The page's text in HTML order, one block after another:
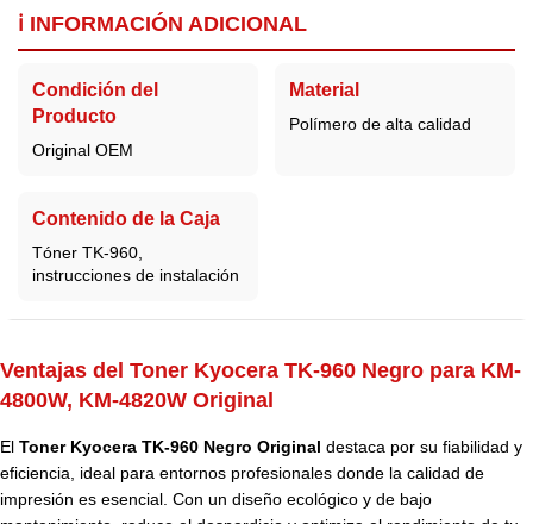
ℹ️ INFORMACIÓN ADICIONAL
Condición del
Producto
Original OEM
Material
Polímero de alta calidad
Contenido de la Caja
Tóner TK-960,
instrucciones de instalación
Ventajas del Toner Kyocera TK-960 Negro para KM-
4800W, KM-4820W Original
El Toner Kyocera TK-960 Negro Original destaca por su fiabilidad y
eficiencia, ideal para entornos profesionales donde la calidad de
impresión es esencial. Con un diseño ecológico y de bajo